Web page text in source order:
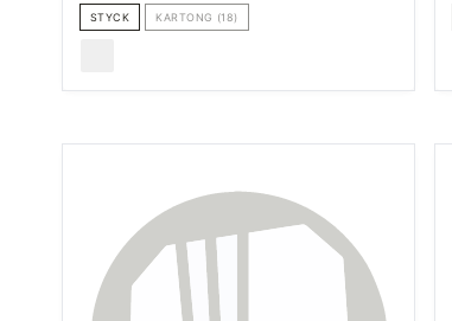
STYCK KARTONG (18)